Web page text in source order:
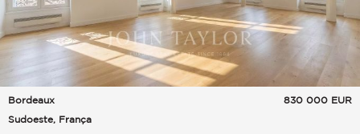
Bordeaux
Sudoeste, França
830 000 EUR